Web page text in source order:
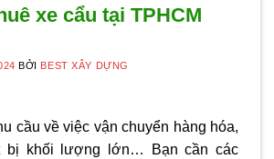
xe cẩu tại TPHCM
BỞI BEST XÂY DỰNG
cầu về việc vận chuyển hàng hóa,
bị khối lượng lớn… Bạn cần các